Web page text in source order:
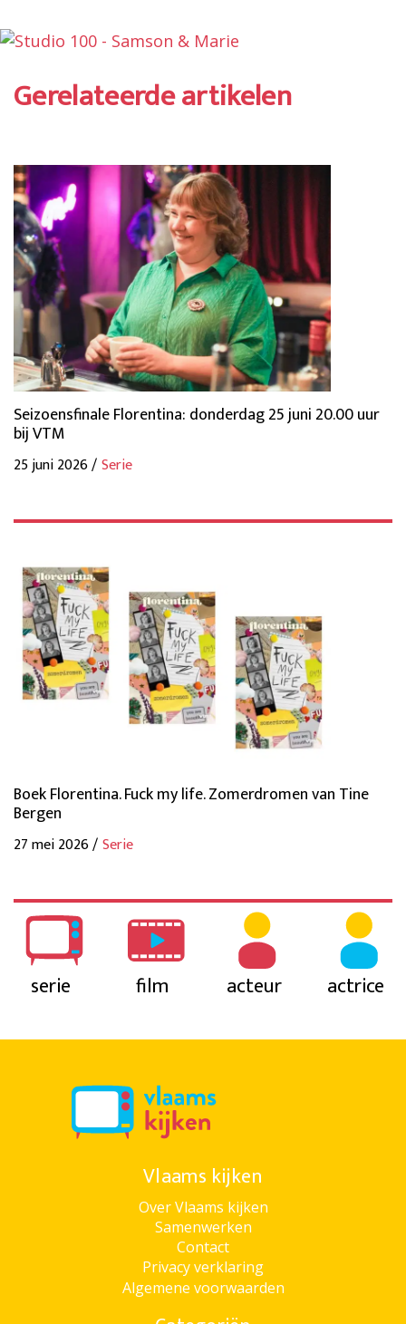
Gerelateerde artikelen
Seizoensfinale Florentina: donderdag 25 juni 20.00 uur
bij VTM
25 juni 2026 /Serie
Boek Florentina. Fuck my life. Zomerdromen van Tine
Bergen
27 mei 2026 /Serie
serie film acteur actrice
Vlaams kijken
Over Vlaams kijken
Samenwerken
Contact
Privacy verklaring
Algemene voorwaarden